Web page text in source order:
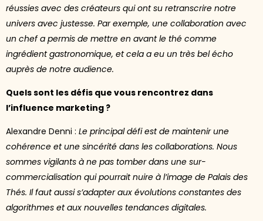
réussies avec des créateurs qui ont su retranscrire notre
univers avec justesse. Par exemple, une collaboration avec
un chef a permis de mettre en avant le thé comme
ingrédient gastronomique, et cela a eu un très bel écho
auprès de notre audience.
Quels sont les défis que vous rencontrez dans
l’influence marketing ?
Alexandre Denni : Le principal défi est de maintenir une
cohérence et une sincérité dans les collaborations. Nous
sommes vigilants à ne pas tomber dans une sur-
commercialisation qui pourrait nuire à l’image de Palais des
Thés. Il faut aussi s’adapter aux évolutions constantes des
algorithmes et aux nouvelles tendances digitales.